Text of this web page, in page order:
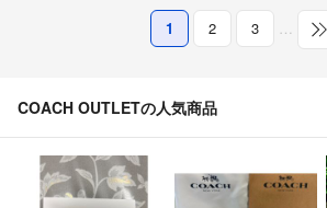
1 2 3 …
COACH OUTLETの人気商品